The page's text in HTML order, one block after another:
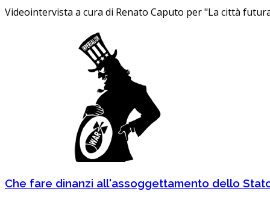
Videointervista a cura di Renato Caputo per "La città
Che fare dinanzi all'assoggettamento dello